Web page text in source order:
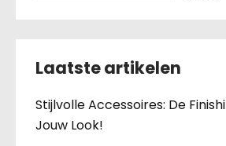
Laatste artikelen
Stijlvolle Accessoires: De
Jouw Look!